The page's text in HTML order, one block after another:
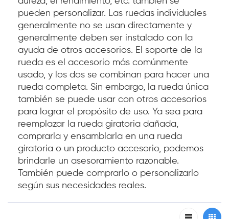
pueden personalizar. Las ruedas individuales
generalmente no se usan directamente y
generalmente deben ser instalado con la
ayuda de otros accesorios. El soporte de la
rueda es el accesorio más comúnmente
usado, y los dos se combinan para hacer una
rueda completa. Sin embargo, la rueda única
también se puede usar con otros accesorios
para lograr el propósito de uso. Ya sea para
reemplazar la rueda giratoria dañada,
comprarla y ensamblarla en una rueda
giratoria o un producto accesorio, podemos
brindarle un asesoramiento razonable.
También puede comprarlo o personalizarlo
según sus necesidades reales.